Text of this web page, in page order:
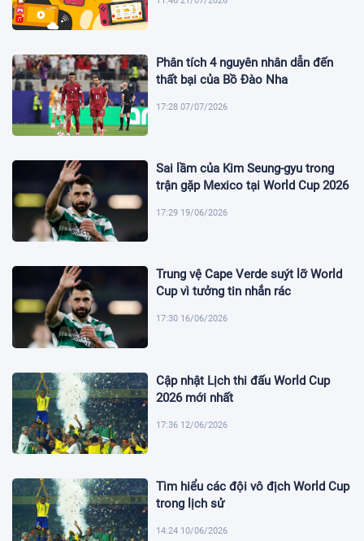
Phân tích 4 nguyên nhân dẫn đến
thất bại của Bồ Đào Nha
17:28 07/07/2026
Sai lầm của Kim Seung-gyu trong
trận gặp Mexico tại World Cup 2026
17:29 19/06/2026
Trung vệ Cape Verde suýt lỡ World
Cup vì tưởng tin nhắn rác
17:30 16/06/2026
Cập nhật Lịch thi đấu World Cup
2026 mới nhất
17:36 12/06/2026
Tìm hiểu các đội vô địch World Cup
trong lịch sử
14:24 10/06/2026